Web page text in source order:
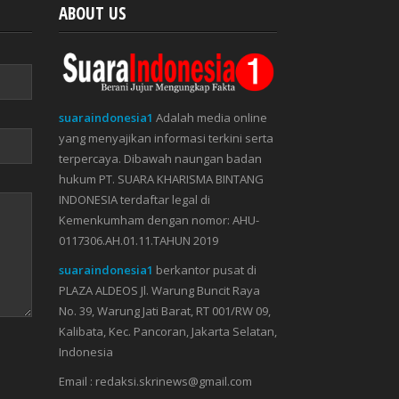
ABOUT US
suaraindonesia1 Adalah media online
yang menyajikan informasi terkini serta
terpercaya. Dibawah naungan badan
hukum PT. SUARA KHARISMA BINTANG
INDONESIA terdaftar legal di
Kemenkumham dengan nomor: AHU-
0117306.AH.01.11.TAHUN 2019
suaraindonesia1 berkantor pusat di
PLAZA ALDEOS Jl. Warung Buncit Raya
No. 39, Warung Jati Barat, RT 001/RW 09,
Kalibata, Kec. Pancoran, Jakarta Selatan,
Indonesia
Email : redaksi.skrinews@gmail.com